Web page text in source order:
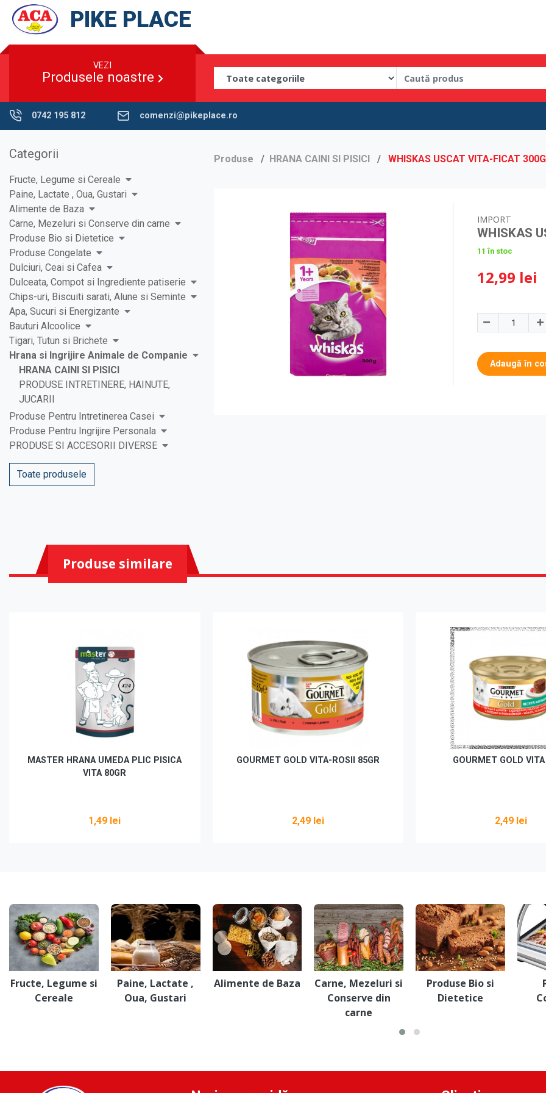
PIKE PLACE
VEZI
Produsele noastre
0742 195 812 comenzi@pikeplace.ro
Categorii
Fructe, Legume si Cereale
Paine, Lactate , Oua, Gustari
Alimente de Baza
Carne, Mezeluri si Conserve din carne
Produse Bio si Dietetice
Produse Congelate
Dulciuri, Ceai si Cafea
Dulceata, Compot si Ingrediente patiserie
Chips-uri, Biscuiti sarati, Alune si Seminte
Apa, Sucuri si Energizante
Bauturi Alcoolice
Tigari, Tutun si Brichete
Hrana si Ingrijire Animale de Companie
HRANA CAINI SI PISICI
PRODUSE INTRETINERE, HAINUTE,
JUCARII
Produse Pentru Intretinerea Casei
Produse Pentru Ingrijire Personala
PRODUSE SI ACCESORII DIVERSE
Toate produsele
Produse HRANA CAINI SI PISICI WHISKAS USCAT VITA-FICAT
IMPORT
WHISKAS
11 în stoc
12,99 lei
Adaugă în
Produse similare
MASTER HRANA UMEDA PLIC PISICA
VITA 80GR
1,49 lei
GOURMET GOLD VITA-ROSII 85GR
2,49 lei
GOURMET GOLD
2,49 lei
Fructe, Legume si
Cereale
Paine, Lactate ,
Oua, Gustari
Alimente de Baza
Carne, Mezeluri si
Conserve din
carne
Produse Bio si
Dietetice